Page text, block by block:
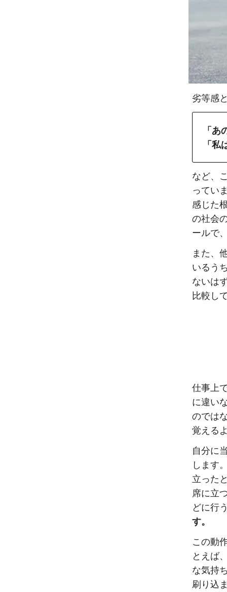
劣等感
「
「
など、
ってい
感じた
の社会
ールで
また、
いるう
ないは
比較し
仕事上
に違い
のでは
覚える
自分に
します
立った
席に立
どに行
す。
この動
とえば
な気持
刷り込